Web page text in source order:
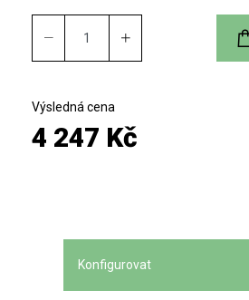
Výsledná cena
4 247 Kč
Konfigurovat